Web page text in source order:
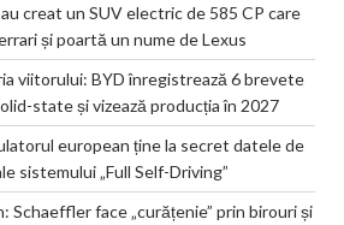
creat un SUV electric de 585 CP care
și poartă un nume de Lexus
viitorului: BYD înregistrează 6 brevete
state și vizează producția în 2027
european ține la secret datele de
sistemului „Full Self-Driving”
Schaeffler face „curățenie” prin birouri și